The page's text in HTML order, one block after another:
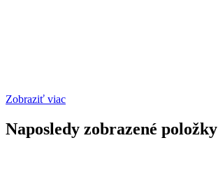
Zobraziť viac
Naposledy zobrazené položky